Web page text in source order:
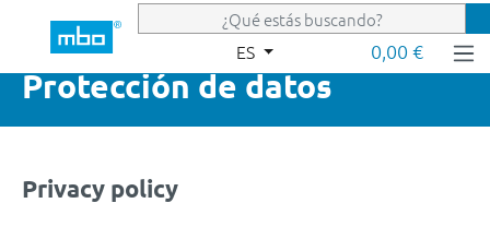
Saltar al contenido principal
ES 0,00 €
Protección de datos
Privacy policy